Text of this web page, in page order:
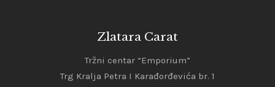
Zlatara Carat
Tržni centar “Emporium”
Trg Kralja Petra I Karađorđevića br. 1